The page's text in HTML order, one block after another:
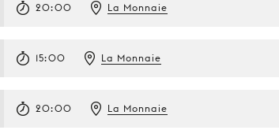
20:00 La Monnaie
15:00 La Monnaie
20:00 La Monnaie